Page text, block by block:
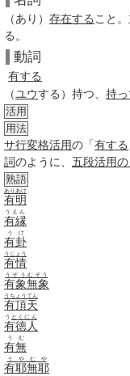
（あり） 存在すること
る。
動詞
有する
（ユウする）持つ、 持
活用
用法
サ行変格活用の「有する
詞のように、 五段活用
熟語
有明
ありあけ
有縁
うえん
有卦
うけ
有情
うじょう
有象無象
うぞうむぞう
有頂天
うちょうてん
有徳人
う とくにん
有無
うむ
有耶無耶
うやむや